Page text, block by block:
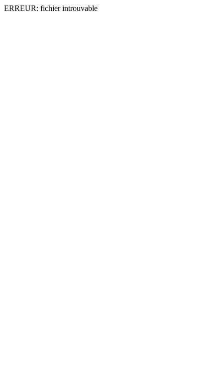
ERREUR: fichier introuvable